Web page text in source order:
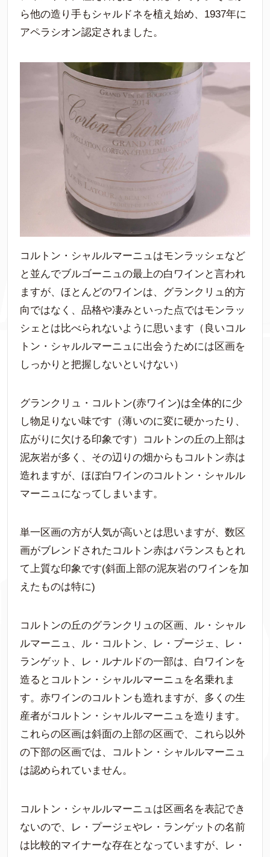
ら他の造り手もシャルドネを植え始め、1937年に
アペラシオン認定されました。
コルトン・シャルルマーニュはモンラッシェなど
と並んでブルゴーニュの最上の白ワインと言われ
ますが、ほとんどのワインは、グランクリュ的方
向ではなく、品格や凄みといった点ではモンラッ
シェとは比べられないように思います（良いコル
トン・シャルルマーニュに出会うためには区画を
しっかりと把握しないといけない）
グランクリュ・コルトン(赤ワイン)は全体的に少
し物足りない味です（薄いのに変に硬かったり、
広がりに欠ける印象です）コルトンの丘の上部は
泥灰岩が多く、その辺りの畑からもコルトン赤は
造れますが、ほぼ白ワインのコルトン・シャルル
マーニュになってしまいます。
単一区画の方が人気が高いとは思いますが、数区
画がブレンドされたコルトン赤はバランスもとれ
て上質な印象です(斜面上部の泥灰岩のワインを加
えたものは特に)
コルトンの丘のグランクリュの区画、ル・シャル
ルマーニュ、ル・コルトン、レ・プージェ、レ・
ランゲット、レ・ルナルドの一部は、白ワインを
造るとコルトン・シャルルマーニュを名乗れま
す。赤ワインのコルトンも造れますが、多くの生
産者がコルトン・シャルルマーニュを造ります。
これらの区画は斜面の上部の区画で、これら以外
の下部の区画では、コルトン・シャルルマーニュ
は認められていません。
コルトン・シャルルマーニュは区画名を表記でき
ないので、レ・プージェやレ・ランゲットの名前
は比較的マイナーな存在となっていますが、レ・